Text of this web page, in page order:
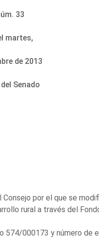
33
martes,
de 2013
Senado
por el que se
rural a través del
574/000173 y número de